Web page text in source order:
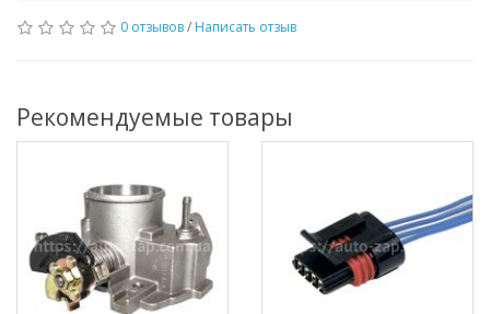
0 отзывов/ Написать отзыв
Рекомендуемые товары